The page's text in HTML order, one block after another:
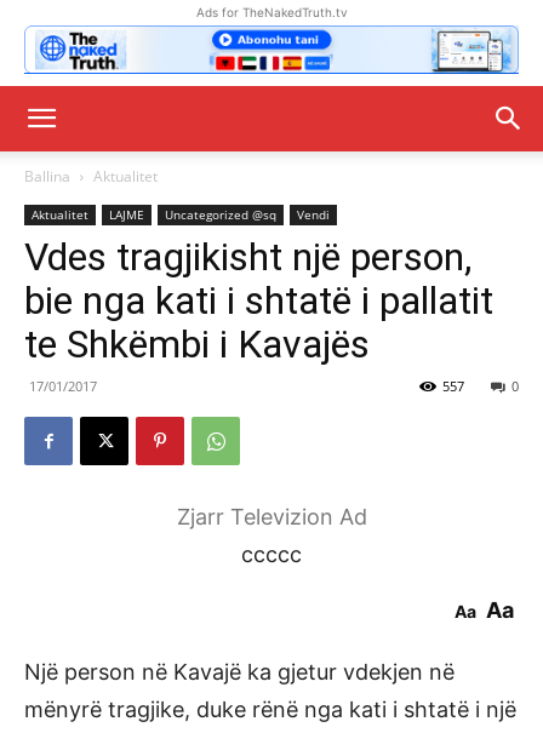
Ads for TheNakedTruth.tv
Ballina Aktualitet
Aktualitet LAJME Uncategorized @sq Vendi
Vdes tragjikisht një person,
bie nga kati i shtatë i pallatit
te Shkëmbi i Kavajës
17/01/2017 0
557
Zjarr Televizion Ad
ccccc
Aa Aa
Një person në Kavajë ka gjetur vdekjen në
mënyrë tragjike, duke rënë nga kati i shtatë i një